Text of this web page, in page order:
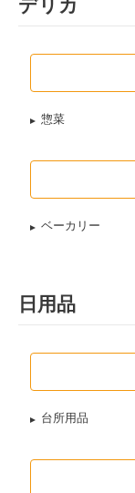
デリカ
惣菜
ベーカリー
日用品
台所用品